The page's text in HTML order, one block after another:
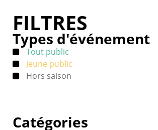
FILTRES
Types d'événement
Tout public
Jeune public
Hors saison
Catégories